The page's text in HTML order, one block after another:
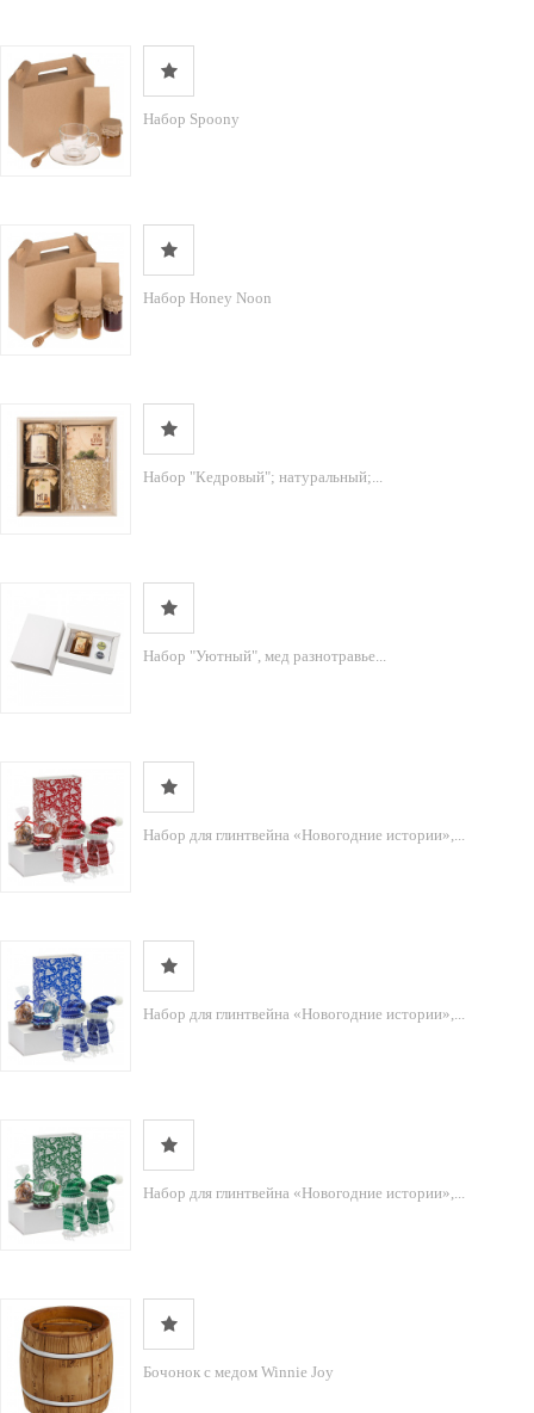
Набор Spoony
Набор Honey Noon
Набор "Кедровый"; натуральный;...
Набор "Уютный", мед разнотравье...
Набор для глинтвейна «Новогодние истории»,...
Набор для глинтвейна «Новогодние истории»,...
Набор для глинтвейна «Новогодние истории»,...
Бочонок с медом Winnie Joy